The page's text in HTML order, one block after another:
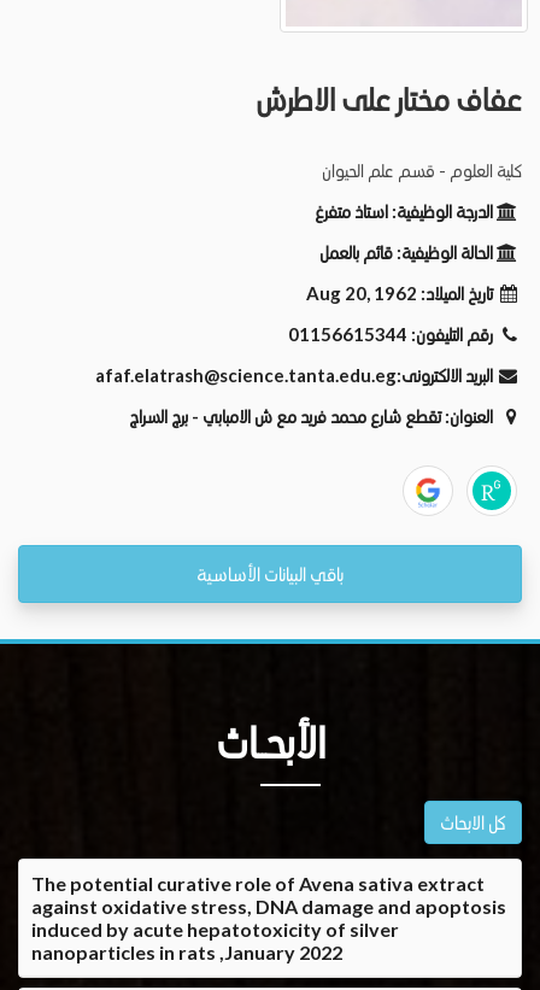
عفاف مختار على الاطرش
كلية العلوم - قسم علم الحيوان
الدرجة الوظيفية: استاذ متفرغ
الحالة الوظيفية: قائم بالعمل
تاريخ الميلاد: Aug 20, 1962
رقم التليفون: 01156615344
البريد الالكترونى:afaf.elatrash@science.tanta.edu.eg
العنوان:تقطع شارع محمد فريد مع ش الامبابي - برج السراج
باقي البيانات الأساسية
الأبحــاث
كل الابحاث
The potential curative role of Avena sativa extract
against oxidative stress, DNA damage and apoptosis
induced by acute hepatotoxicity of silver
nanoparticles in rats ,January 2022